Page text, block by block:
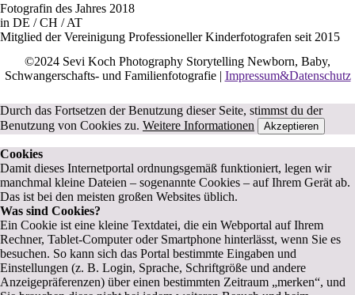
Fotografin des Jahres 2018
in DE / CH / AT
Mitglied der Vereinigung Professioneller Kinderfotografen seit 2015
©2024 Sevi Koch Photography Storytelling Newborn, Baby,
Schwangerschafts- und Familienfotografie | Impressum&Datenschutz
Durch das Fortsetzen der Benutzung dieser Seite, stimmst du der
Benutzung von Cookies zu. Weitere Informationen Akzeptieren
Cookies
Damit dieses Internetportal ordnungsgemäß funktioniert, legen wir
manchmal kleine Dateien – sogenannte Cookies – auf Ihrem Gerät ab.
Das ist bei den meisten großen Websites üblich.
Was sind Cookies?
Ein Cookie ist eine kleine Textdatei, die ein Webportal auf Ihrem
Rechner, Tablet-Computer oder Smartphone hinterlässt, wenn Sie es
besuchen. So kann sich das Portal bestimmte Eingaben und
Einstellungen (z. B. Login, Sprache, Schriftgröße und andere
Anzeigepräferenzen) über einen bestimmten Zeitraum „merken“, und